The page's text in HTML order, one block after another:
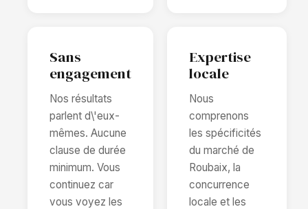
Sans
engagement
Nos résultats
parlent d\'eux-
mêmes. Aucune
clause de durée
minimum. Vous
continuez car
vous voyez les
Expertise
locale
Nous
comprenons
les spécificités
du marché de
Roubaix, la
concurrence
locale et les